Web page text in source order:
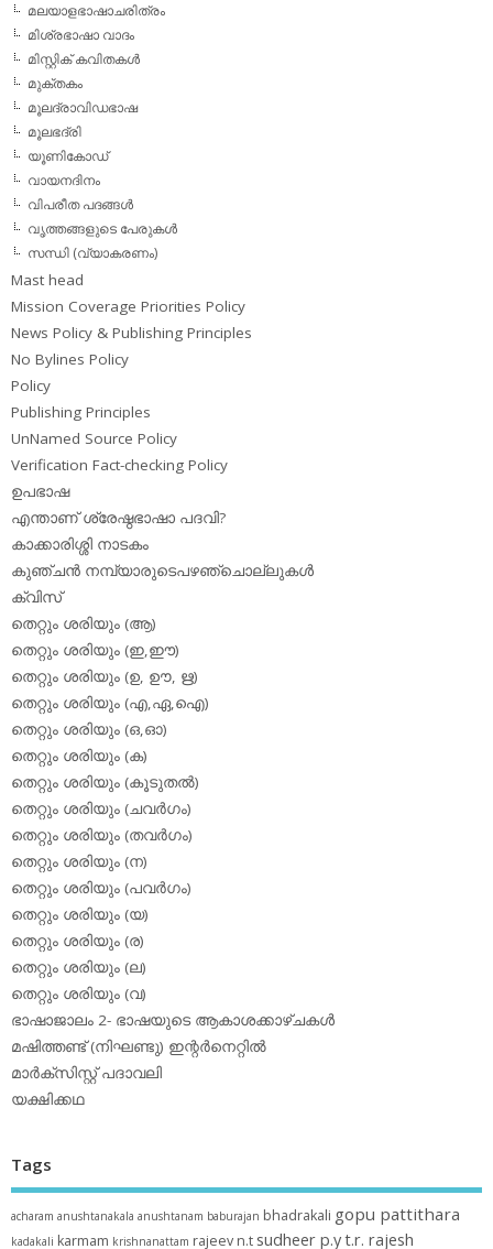
മലയാളഭാഷാചരിത്രം
മിശ്രഭാഷാ വാദം
മിസ്റ്റിക് കവിതകള്‍
മുക്തകം
മൂലദ്രാവിഡഭാഷ
മൂലഭദ്രി
യൂണികോഡ്
വായനദിനം
വിപരീത പദങ്ങള്‍
വൃത്തങ്ങളുടെ പേരുകള്‍
സന്ധി (വ്യാകരണം)
Mast head
Mission Coverage Priorities Policy
News Policy & Publishing Principles
No Bylines Policy
Policy
Publishing Principles
UnNamed Source Policy
Verification Fact-checking Policy
ഉപഭാഷ
എന്താണ് ശ്രേഷ്ഠഭാഷാ പദവി?
കാക്കാരിശ്ശി നാടകം
കുഞ്ചന്‍ നമ്പ്യാരുടെപഴഞ്ചൊല്ലുകള്‍
ക്വിസ്
തെറ്റും ശരിയും (ആ)
തെറ്റും ശരിയും (ഇ,ഈ)
തെറ്റും ശരിയും (ഉ, ഊ, ഋ)
തെറ്റും ശരിയും (എ,ഏ,ഐ)
തെറ്റും ശരിയും (ഒ,ഓ)
തെറ്റും ശരിയും (ക)
തെറ്റും ശരിയും (കൂടുതല്‍)
തെറ്റും ശരിയും (ചവര്‍ഗം)
തെറ്റും ശരിയും (തവര്‍ഗം)
തെറ്റും ശരിയും (ന)
തെറ്റും ശരിയും (പവര്‍ഗം)
തെറ്റും ശരിയും (യ)
തെറ്റും ശരിയും (ര)
തെറ്റും ശരിയും (ല)
തെറ്റും ശരിയും (വ)
ഭാഷാജാലം 2- ഭാഷയുടെ ആകാശക്കാഴ്ചകള്‍
മഷിത്തണ്ട് (നിഘണ്ടു) ഇന്റര്‍നെറ്റില്‍
മാര്‍ക്‌സിസ്റ്റ് പദാവലി
യക്ഷിക്കഥ
Tags
acharam anushtanakala anushtanam baburajan bhadrakali gopu pattithara
kadakali karmam krishnanattam rajeev n.t sudheer p.yt.r. rajesh